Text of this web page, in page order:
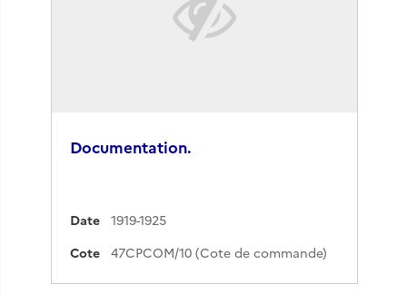
Documentation.
Date
1919-1925
Cote
47CPCOM/10 (Cote de commande)